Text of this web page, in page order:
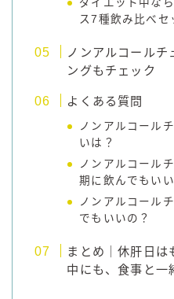
ダイエット中な
ス7種飲み比べセ
ノンアルコールチ
ングもチェック
よくある質問
ノンアルコール
いは？
ノンアルコール
期に飲んでもいい
ノンアルコール
でもいいの？
まとめ｜休肝日は
中にも、食事と一